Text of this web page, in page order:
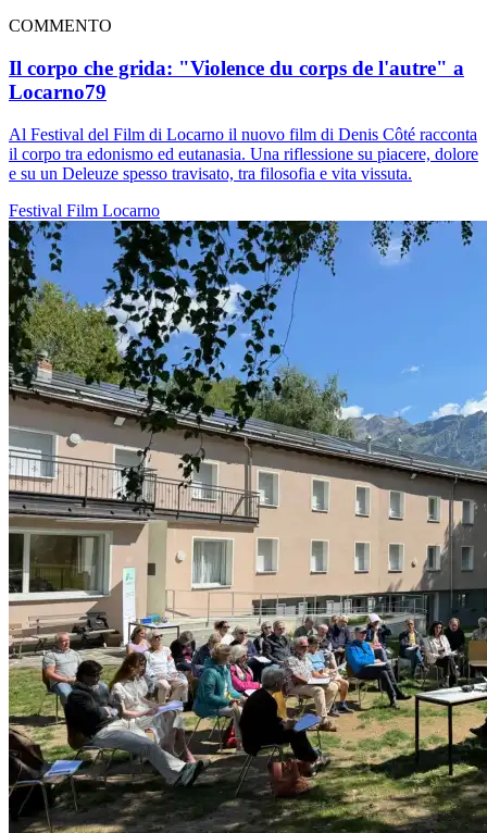
COMMENTO
Il corpo che grida: "Violence du corps de l'autre" a
Locarno79
Al Festival del Film di Locarno il nuovo film di Denis Côté racconta
il corpo tra edonismo ed eutanasia. Una riflessione su piacere, dolore
e su un Deleuze spesso travisato, tra filosofia e vita vissuta.
Festival Film Locarno